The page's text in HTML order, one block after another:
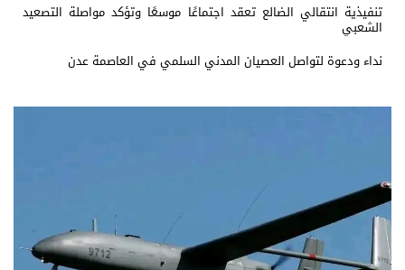
تنفيذية انتقالي الضالع تعقد اجتماعًا موسعًا وتؤكد مواصلة التصعيد
الشعبي
نداء ودعوة لتواصل العصيان المدني السلمي في العاصمة عدن